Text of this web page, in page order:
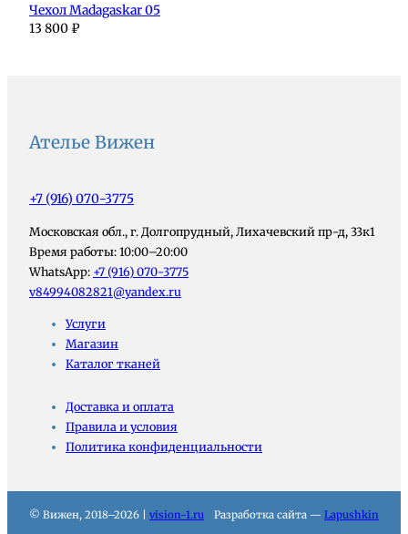
Чехол Madagaskar 05
13 800 ₽
Ателье Вижен
+7 (916) 070-3775
Московская обл., г. Долгопрудный, Лихачевский пр-д, 33к1
Время работы: 10:00–20:00
WhatsApp: +7 (916) 070-3775
v84994082821@yandex.ru
Услуги
Магазин
Каталог тканей
Доставка и оплата
Правила и условия
Политика конфиденциальности
© Вижен, 2018–2026 | vision-1.ru Разработка сайта — Lapushkin